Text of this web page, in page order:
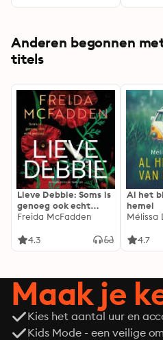
Anderen begonnen
titels
Lieve Debbie: Soms is
genoeg ook echt
genoeg...
Freida McFadden
4.3
Al het
hemel
Mélissa
4.7
Maak je
Kies het aantal uur en
Kids Mode - een veilige